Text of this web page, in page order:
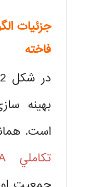
جزئيات
فاخته
بهينه
است.
تكاملي COA